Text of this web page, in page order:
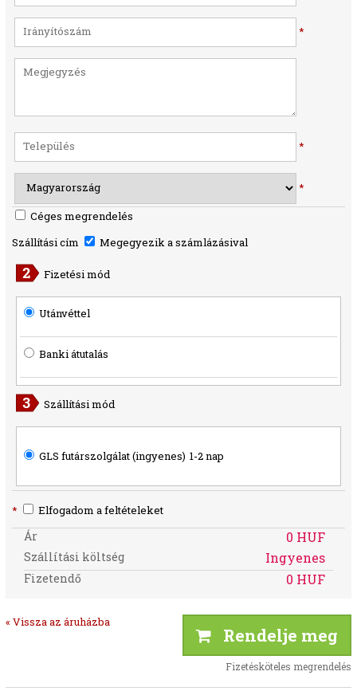
*
*
*
Céges megrendelés
Szállítási cím
Megegyezik a számlázásival
Fizetési mód
Utánvéttel
Banki átutalás
Szállítási mód
GLS futárszolgálat (ingyenes) 1-2 nap
* Elfogadom a feltételeket
Ár 0 HUF
Szállítási költség Ingyenes
Fizetendő 0 HUF
« Vissza az áruházba
Rendelje meg
Fizetésköteles megrendelés